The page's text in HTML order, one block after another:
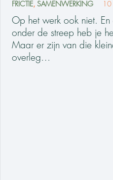
FRICTIE, SAMENWERKING
Op het werk ook niet.
onder de streep heb je
Maar er zijn van die
overleg…